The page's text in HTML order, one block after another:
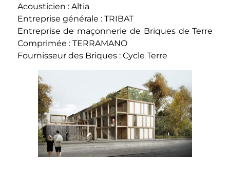
Acousticien : Altia
Entreprise générale : TRIBAT
Entreprise de maçonnerie de Briques de Terre
Comprimée : TERRAMANO
Fournisseur des Briques : Cycle Terre